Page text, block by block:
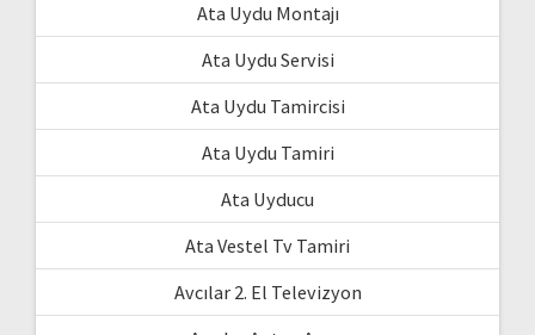
Ata Uydu Montajı
Ata Uydu Servisi
Ata Uydu Tamircisi
Ata Uydu Tamiri
Ata Uyducu
Ata Vestel Tv Tamiri
Avcılar 2. El Televizyon